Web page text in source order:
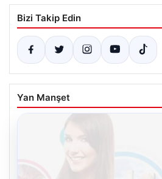
Bizi Takip Edin
Yan Manşet